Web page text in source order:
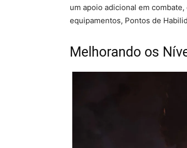
um apoio adicional em
equipamentos, Pontos de
Melhorando os